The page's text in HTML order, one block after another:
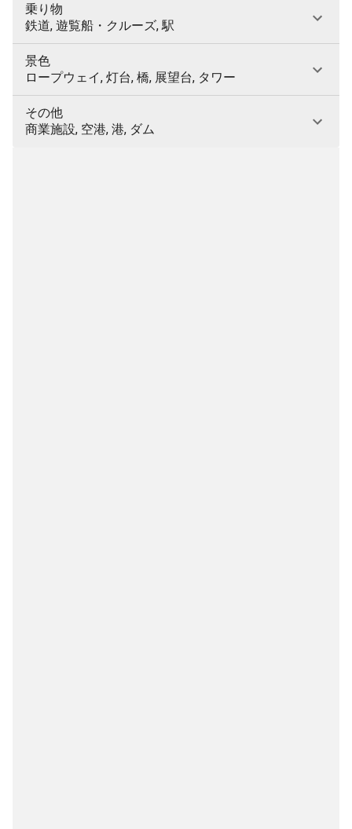
乗り物
鉄道, 遊覧船・クルーズ, 駅
景色
ロープウェイ, 灯台, 橋, 展望台, タワー
その他
商業施設, 空港, 港, ダム